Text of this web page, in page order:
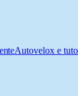
Autovelox e